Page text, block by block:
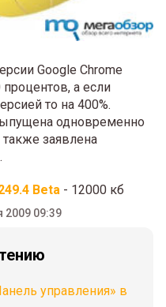
Google Chrome
процентов, а если
то на 400%.
одновременно
заявлена
Beta - 12000 кб
2009 09:39
управления» в